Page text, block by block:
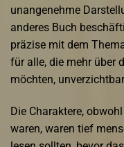
unangenehme
anderes Buch
präzise mit dem
für alle, die mehr über
möchten,
Die Charaktere,
waren, waren tief